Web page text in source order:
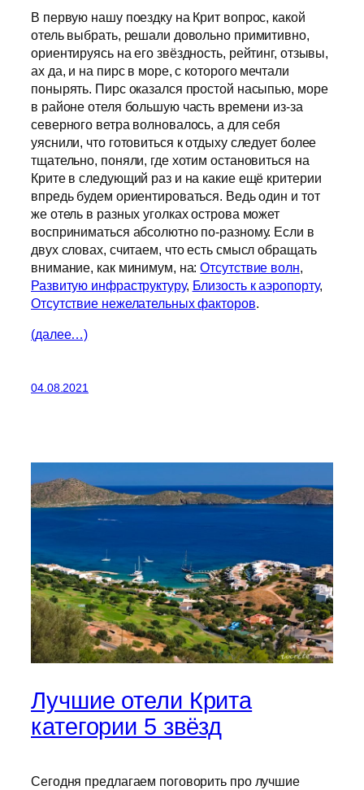
В первую нашу поездку на Крит вопрос, какой
отель выбрать, решали довольно примитивно,
ориентируясь на его звёздность, рейтинг, отзывы,
ах да, и на пирс в море, с которого мечтали
понырять. Пирс оказался простой насыпью, море
в районе отеля большую часть времени из-за
северного ветра волновалось, а для себя
уяснили, что готовиться к отдыху следует более
тщательно, поняли, где хотим остановиться на
Крите в следующий раз и на какие ещё критерии
впредь будем ориентироваться. Ведь один и тот
же отель в разных уголках острова может
восприниматься абсолютно по-разному. Если в
двух словах, считаем, что есть смысл обращать
внимание, как минимум, на:Отсутствие волн,
Развитую инфраструктуру, Близость к аэропорту,
Отсутствие нежелательных факторов.
(далее…)
04.08.2021
Лучшие отели Крита
категории 5 звёзд
Сегодня предлагаем поговорить про лучшие